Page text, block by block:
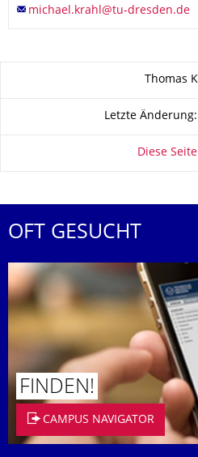
Thomas
Letzte
Diese
OFT GESUCHT
FINDEN!
CAMPUS NAVIGATOR